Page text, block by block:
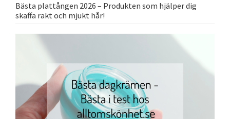
Bästa plattången 2026 – Produkten som hjälper dig
skaffa rakt och mjukt hår!